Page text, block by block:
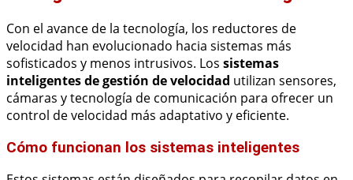
Con el avance de la tecnología, los reductores de
velocidad han evolucionado hacia sistemas más
sofisticados y menos intrusivos. Los sistemas
inteligentes de gestión de velocidad utilizan sensores,
cámaras y tecnología de comunicación para ofrecer un
control de velocidad más adaptativo y eficiente.
Cómo funcionan los sistemas inteligentes